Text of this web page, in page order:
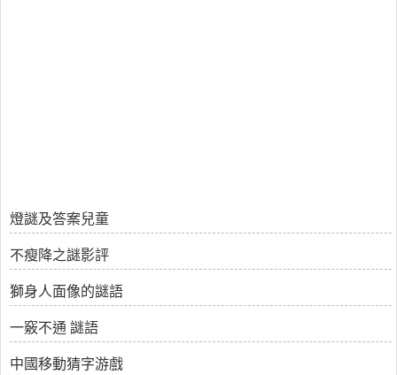
燈謎及答案兒童
不瘦降之謎影評
獅身人面像的謎語
一竅不通 謎語
中國移動猜字游戲